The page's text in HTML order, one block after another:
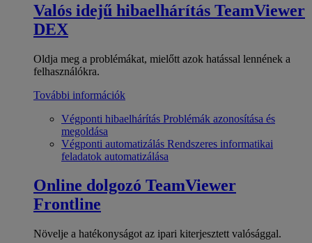
Valós idejű hibaelhárítás TeamViewer
DEX
Oldja meg a problémákat, mielőtt azok hatással lennének a
felhasználókra.
További információk
Végponti hibaelhárítás Problémák azonosítása és
megoldása
Végponti automatizálás Rendszeres informatikai
feladatok automatizálása
Online dolgozó TeamViewer
Frontline
Növelje a hatékonyságot az ipari kiterjesztett valósággal.